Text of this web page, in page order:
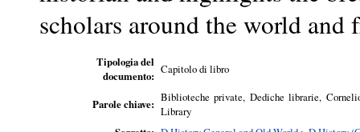
scholars around the world
Tipologia del
documento: Capitolo di libro
Parole chiave: Biblioteche private, Dediche librarie,
Library